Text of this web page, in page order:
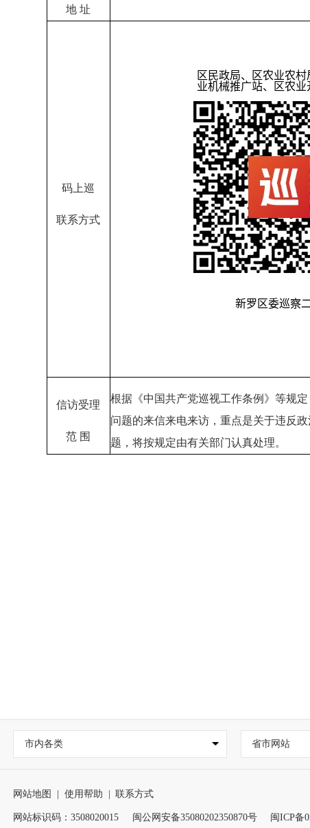
地 址
码上巡
联系方式
信访受理
范 围
根据《中国共产党巡视工作条例》等规
问题的来信来电来访，重点是关于违反
题，将按规定由有关部门认真处理。
市内各类 省市网站
网站地图 使用帮助 联系方式
网站标识码：3508020015 闽公网安备35080202350870号 闽ICP备